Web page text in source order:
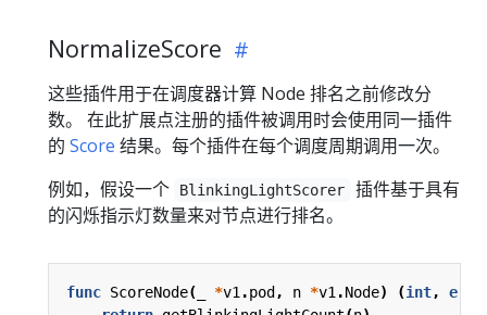
NormalizeScore
这些插件用于在调度器计算 Node 排名之前修改分
数。 在此扩展点注册的插件被调用时会使用同一插件
的 Score 结果。每个插件在每个调度周期调用一次。
例如，假设一个
BlinkingLightScorer
插件基于具有
的闪烁指示灯数量来对节点进行排名。
func ScoreNode( *v1 .pod , n *v1 .Node) (int,